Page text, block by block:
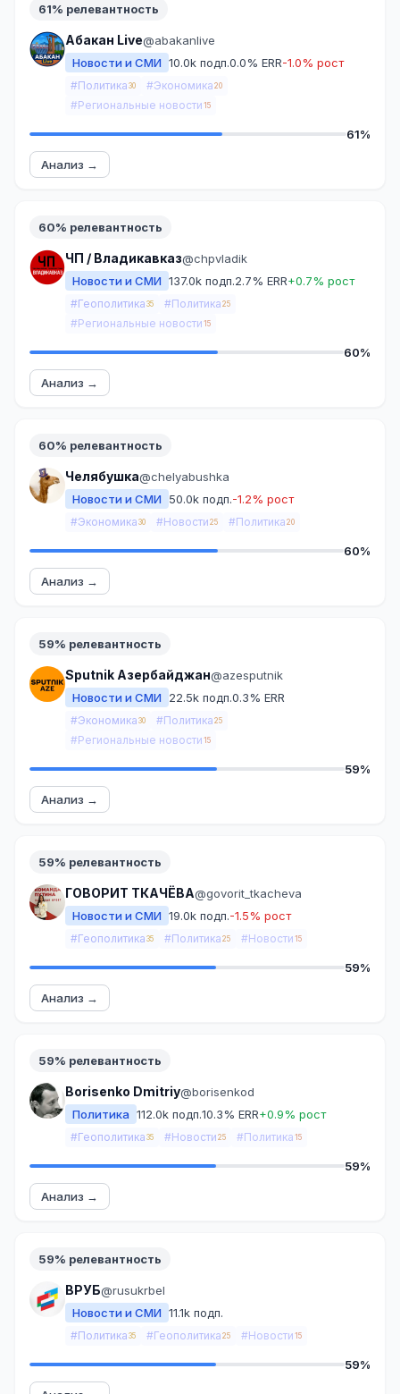
61% релевантность
Абакан Live@abakanlive
Новости и СМИ 10.0k подп.0.0% ERR-1.0% рост
#Политика 30 #Экономика 20
#Региональные новости 15
61%
Анализ →
60% релевантность
ЧП / Владикавказ@chpvladik
Новости и СМИ 137.0k подп.2.7% ERR+0.7% рост
#Геополитика 35 #Политика 25
#Региональные новости 15
60%
Анализ →
60% релевантность
Челябушка@chelyabushka
Новости и СМИ
50.0k подп.-1.2% рост
#Экономика 30 #Новости 25 #Политика 20
60%
Анализ →
59% релевантность
Sputnik Азербайджан@azesputnik
Новости и СМИ
22.5k подп.0.3% ERR
#Экономика 30 #Политика 25
#Региональные новости 15
59%
Анализ →
59% релевантность
ГОВОРИТ ТКАЧЁВА@govorit_tkacheva
Новости и СМИ 19.0k подп.-1.5% рост
#Геополитика 35 #Политика 25 #Новости 15
59%
Анализ →
59% релевантность
Borisenko Dmitriy@borisenkod
Политика 112.0k подп.10.3% ERR+0.9% рост
#Геополитика 35 #Новости 25 #Политика 15
59%
Анализ →
59% релевантность
ВРУБ@rusukrbel
Новости и СМИ 11.1k подп.
#Политика 35 #Геополитика 25 #Новости 15
59%